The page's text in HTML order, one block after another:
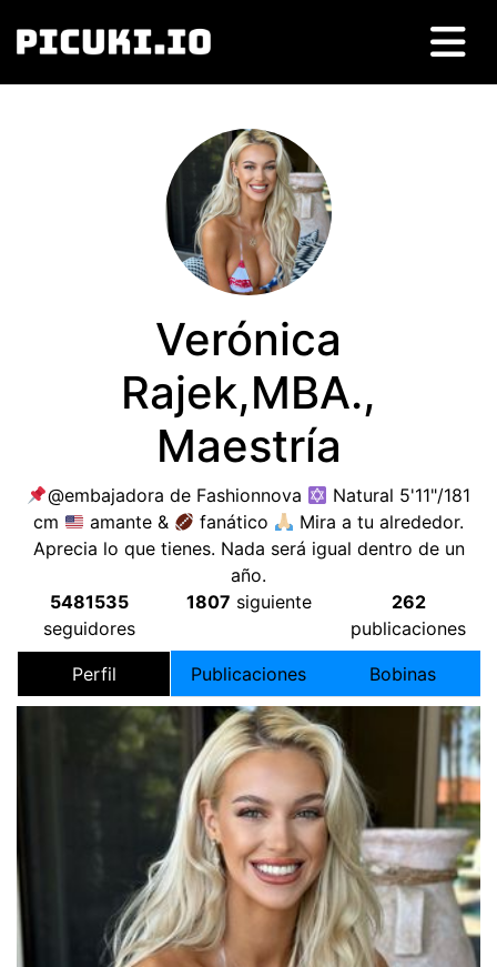
Verónica
Rajek,MBA.,
Maestría
@embajadora de Fashionnova
Natural 5'11"/181
cm
amante & fanático
Mira a tu alrededor.
Aprecia lo que tienes. Nada será igual dentro de un
año.
5481535
seguidores
1807 siguiente
262
publicaciones
Perfil Publicaciones Bobinas